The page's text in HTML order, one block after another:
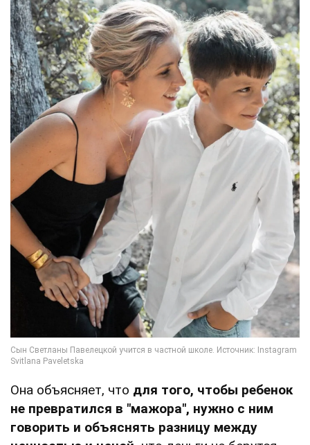
Она объясняет, что для того, чтобы ребенок
не превратился в "мажора", нужно с ним
говорить и объяснять разницу между